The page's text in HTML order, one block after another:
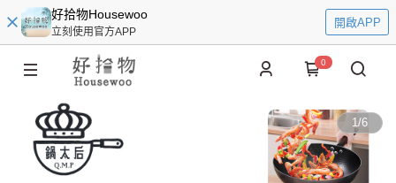
好拾物Housewoo
立刻使用官方APP
開啟APP
0
1/6